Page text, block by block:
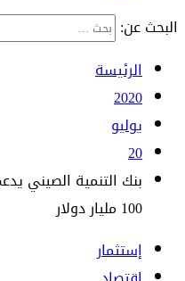
البحث عن:
الرئيسة
2020
يوليو
20
بنك التنمية الصيني
100 مليار دولار
إستثمار